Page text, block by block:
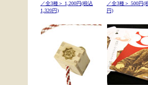
／全3種＞ 1,200円(税込
1,320円)
／全3種＞ 500円(
円)